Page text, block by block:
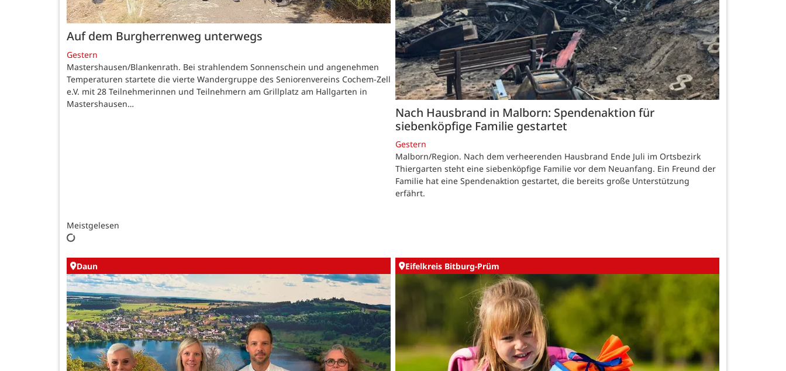
Auf dem Burgherrenweg unterwegs
Gestern
Mastershausen/Blankenrath. Bei strahlendem Sonnenschein und angenehmen
Temperaturen startete die vierte Wandergruppe des Seniorenvereins Cochem-Zell
e.V. mit 28 Teilnehmerinnen und Teilnehmern am Grillplatz am Hallgarten in
Mastershausen…
Nach Hausbrand in Malborn: Spendenaktion für
siebenköpfige Familie gestartet
Gestern
Malborn/Region. Nach dem verheerenden Hausbrand Ende Juli im Ortsbezirk
Thiergarten steht eine siebenköpfige Familie vor dem Neuanfang. Ein Freund der
Familie hat eine Spendenaktion gestartet, die bereits große Unterstützung
erfährt.
Meistgelesen
Daun Eifelkreis Bitburg-Prüm